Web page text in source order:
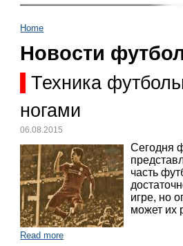
Home
Новости
Техника
ногами
06.08.2015
Сегодня
часть
игре, но
может их
Read more